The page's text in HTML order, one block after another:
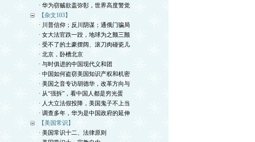
· 华为窃贼欲盖弥彰，世界高度警觉
【杂文103】
· 川普信仰；反川阴谋；通俄门骗局
· 女大法官跌一跤，地球为之颤三颤
· 受不了的土豪摆阔、滚刀肉碰瓷儿
· 北京，卧槽北京
· 与时俱进的中国现代义和团
· 中国如何盗窃美国知识产权和机密
· 美国之音专访胡德华，改革方向与
· 从“强拆”，看中国人都是穷光蛋
· 人大立法假投降，美国鬼子不上当
· 调查多年，华为是中国政府的延伸
【美国常识】
· 美国常识十二、法律原则